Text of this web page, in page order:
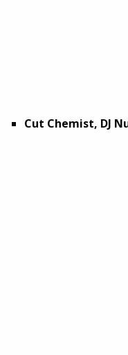
Cut Chemist, DJ